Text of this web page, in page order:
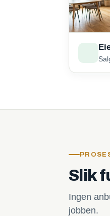
Slik
Ingen
jobben.